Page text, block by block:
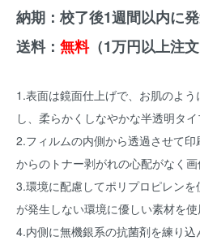
納期：校了後1週間以内に
送料： 無料（1万円以上注文
1.表面は鏡面仕上げで、お肌のよ
し、柔らかくしなやかな半透明タイ
2.フィルムの内側から透過させて
からのトナー剥がれの心配がなく画
3.環境に配慮してポリプロピレン
が発生しない環境に優しい素材を使
4.内側に無機銀系の抗菌剤を練り